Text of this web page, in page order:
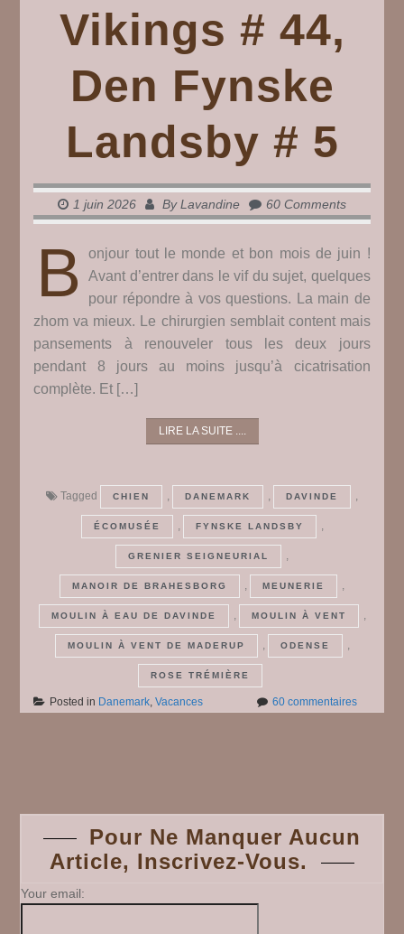
Vikings # 44,
Den Fynske
Landsby # 5
1 juin 2026 ByLavandine 60 Comments
B
onjour tout le monde et bon mois de juin !
Avant d’entrer dans le vif du sujet, quelques
pour répondre à vos questions. La main de
zhom va mieux. Le chirurgien semblait content mais
pansements à renouveler tous les deux jours
pendant 8 jours au moins jusqu’à cicatrisation
complète. Et […]
LIRE LA SUITE ....
Tagged CHIEN , DANEMARK , DAVINDE ,
ÉCOMUSÉE , FYNSKE LANDSBY ,
GRENIER SEIGNEURIAL ,
MANOIR DE BRAHESBORG , MEUNERIE ,
MOULIN À EAU DE DAVINDE , MOULIN À VENT ,
MOULIN À VENT DE MADERUP , ODENSE ,
ROSE TRÉMIÈRE
Posted in Danemark,Vacances 60 commentairessur
Fynske
navigation
Pour Ne Manquer Aucun
Article, Inscrivez-Vous.
Your email: